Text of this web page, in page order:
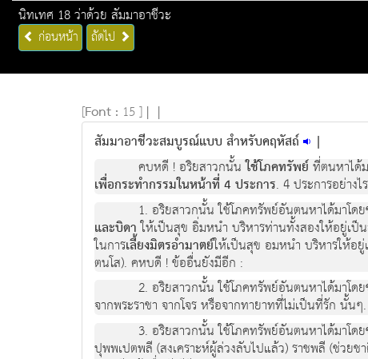
นิทเทศ 18 ว่าด้วย สัมมาอาชีวะ
ก่อนหน้า ถัดไป
[Font : 15 ] | |
สัมมาอาชีวะสมบูรณ์แบบ สำหรับคฤหัสถ์ |
คบหดี ! อริยสาวกนั้นใช้โภคทรัพย์ที่ตนหาได้
เพื่อกระทำกรรมในหน้าที่ 4 ประการ. 4 ประการอย่าง
1. อริยสาวกนั้น ใช้โภคทรัพย์อันตนหาได้มาโด
และบิดาให้เป็นสุข อิ่มหนำ บริหารท่านทั้งสองให้อยู่เป็
ในการเลี้ยงมิตรอำมาตย์ให้เป็นสุข อมหนำ บริหารให้อ
ตนโส). คหบดี ! ข้ออื่นยังมีอีก :
2. อริยสาวกนั้น ใช้โภคทรัพย์อันตนหาได้มาโ
จากพระราชา จากโจร หรือจากทายาทที่ไม่เป็นที่รัก นั้น
3. อริยสาวกนั้น ใช้โภคทรัพย์อันตนหาได้มาโ
ปุพพเปตพลี (สงเคราะห์ผู้ล่วงลับไปแล้ว) ราชพลี (ช่วย